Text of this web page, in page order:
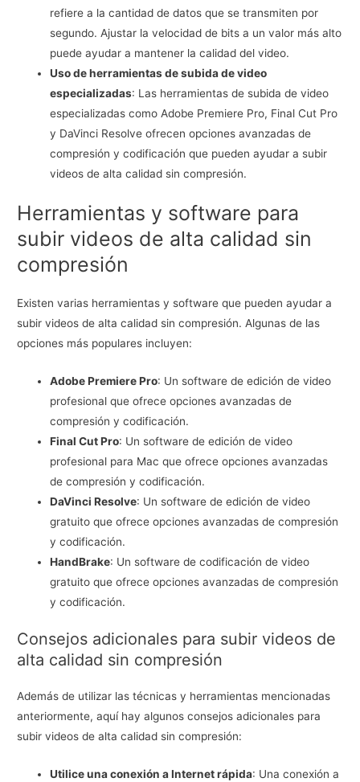
refiere a la cantidad de datos que se transmiten por
segundo. Ajustar la velocidad de bits a un valor más alto
puede ayudar a mantener la calidad del video.
Uso de herramientas de subida de video
especializadas: Las herramientas de subida de video
especializadas como Adobe Premiere Pro, Final Cut Pro
y DaVinci Resolve ofrecen opciones avanzadas de
compresión y codificación que pueden ayudar a subir
videos de alta calidad sin compresión.
Herramientas y software para
subir videos de alta calidad sin
compresión
Existen varias herramientas y software que pueden ayudar a
subir videos de alta calidad sin compresión. Algunas de las
opciones más populares incluyen:
Adobe Premiere Pro: Un software de edición de video
profesional que ofrece opciones avanzadas de
compresión y codificación.
Final Cut Pro: Un software de edición de video
profesional para Mac que ofrece opciones avanzadas
de compresión y codificación.
DaVinci Resolve: Un software de edición de video
gratuito que ofrece opciones avanzadas de compresión
y codificación.
HandBrake: Un software de codificación de video
gratuito que ofrece opciones avanzadas de compresión
y codificación.
Consejos adicionales para subir videos de
alta calidad sin compresión
Además de utilizar las técnicas y herramientas mencionadas
anteriormente, aquí hay algunos consejos adicionales para
subir videos de alta calidad sin compresión:
Utilice una conexión a Internet rápida: Una conexión a